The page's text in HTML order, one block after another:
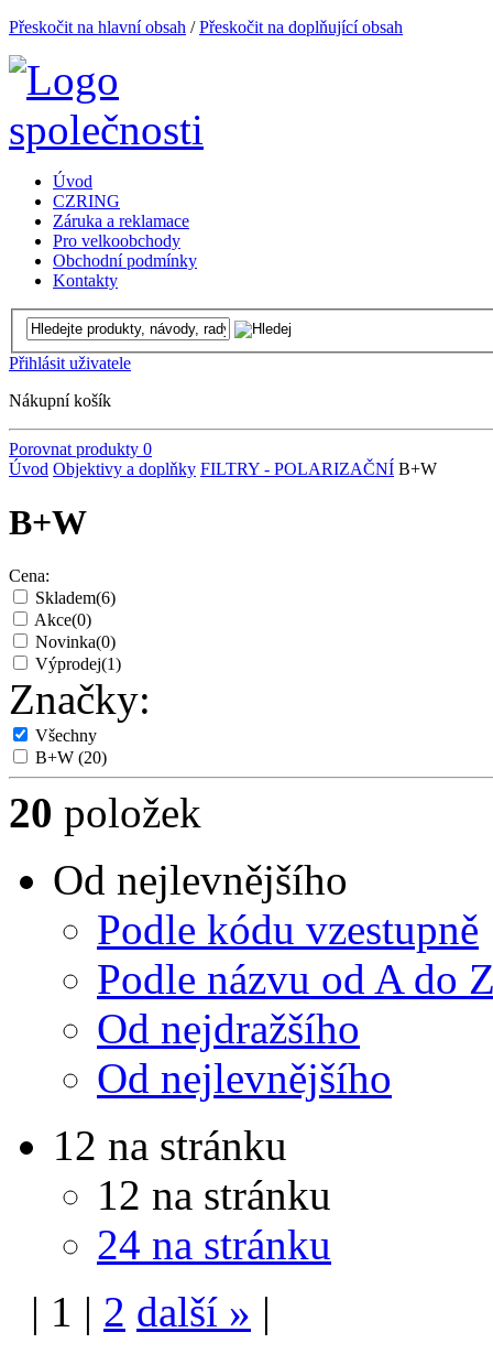
Přeskočit na hlavní obsah /Přeskočit na doplňující obsah
Úvod
CZRING
Záruka a reklamace
Pro velkoobchody
Obchodní podmínky
Kontakty
Přihlásit uživatele
Nákupní košík
Porovnat produkty 0
Úvod Objektivy a doplňky FILTRY - POLARIZAČNÍ B+W
B+W
Cena:
Skladem(6)
Akce(0)
Novinka(0)
Výprodej(1)
Značky:
Všechny
B+W (20)
20 položek
Od nejlevnějšího
Podle kódu vzestupně
Podle názvu od A do
Od nejdražšího
Od nejlevnějšího
12 na stránku
12 na stránku
24 na stránku
| 1 | 2 další » |